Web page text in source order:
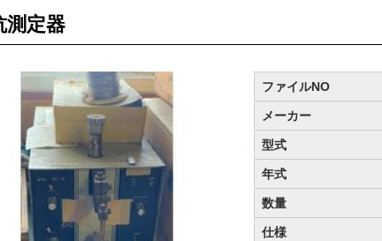
測定器
ファイルNO
メーカー
型式
年式
数量
仕様